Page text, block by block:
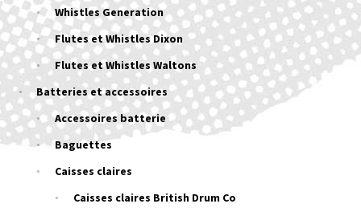
Whistles Generation
Flutes et Whistles Dixon
Flutes et Whistles Waltons
Batteries et accessoires
Accessoires batterie
Baguettes
Caisses claires
Caisses claires British Drum Co